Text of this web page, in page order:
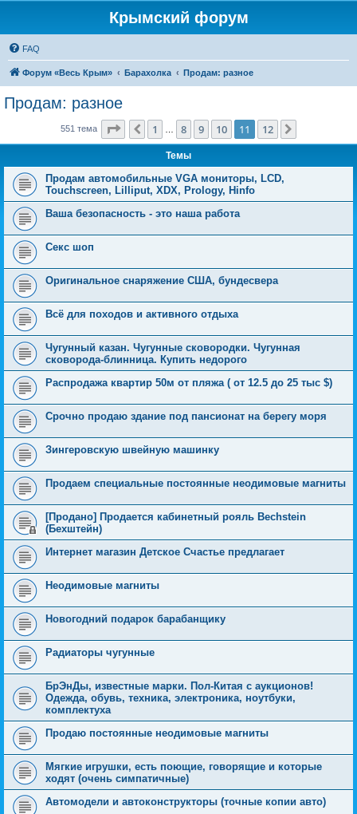
Крымский форум
FAQ
Форум «Весь Крым» Барахолка Продам: разное
Продам: разное
551 тема Страница 11 из
Пред.
1 8 9 10 11 12
Темы
Продам автомобильные VGA мониторы, LCD,
Touchscreen, Lilliput, XDX, Prology, Hinfo
Ваша безопасность - это наша работа
Секс шоп
Оригинальное снаряжение США, бундесвера
Всё для походов и активного отдыха
Чугунный казан. Чугунные сковородки. Чугунная
сковорода-блинница. Купить недорого
Распродажа квартир 50м от пляжа ( от 12.5 до 25 тыс $)
Срочно продаю здание под пансионат на берегу моря
Зингеровскую швейную машинку
Продаем специальные постоянные неодимовые магниты
[Продано] Продается кабинетный рояль Bechstein
(Бехштейн)
Интернет магазин Детское Счастье предлагает
Неодимовые магниты
Новогодний подарок барабанщику
Радиаторы чугунные
БрЭнДы, известные марки. Пол-Китая с аукционов!
Одежда, обувь, техника, электроника, ноутбуки,
комплектуха
Продаю постоянные неодимовые магниты
Мягкие игрушки, есть поющие, говорящие и которые
ходят (очень симпатичные)
Автомодели и автоконструкторы (точные копии авто)